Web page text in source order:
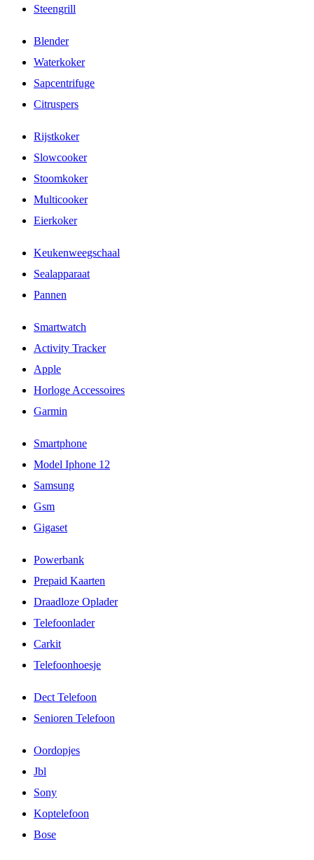
Steengrill
Blender
Waterkoker
Sapcentrifuge
Citruspers
Rijstkoker
Slowcooker
Stoomkoker
Multicooker
Eierkoker
Keukenweegschaal
Sealapparaat
Pannen
Smartwatch
Activity Tracker
Apple
Horloge Accessoires
Garmin
Smartphone
Model Iphone 12
Samsung
Gsm
Gigaset
Powerbank
Prepaid Kaarten
Draadloze Oplader
Telefoonlader
Carkit
Telefoonhoesje
Dect Telefoon
Senioren Telefoon
Oordopjes
Jbl
Sony
Koptelefoon
Bose